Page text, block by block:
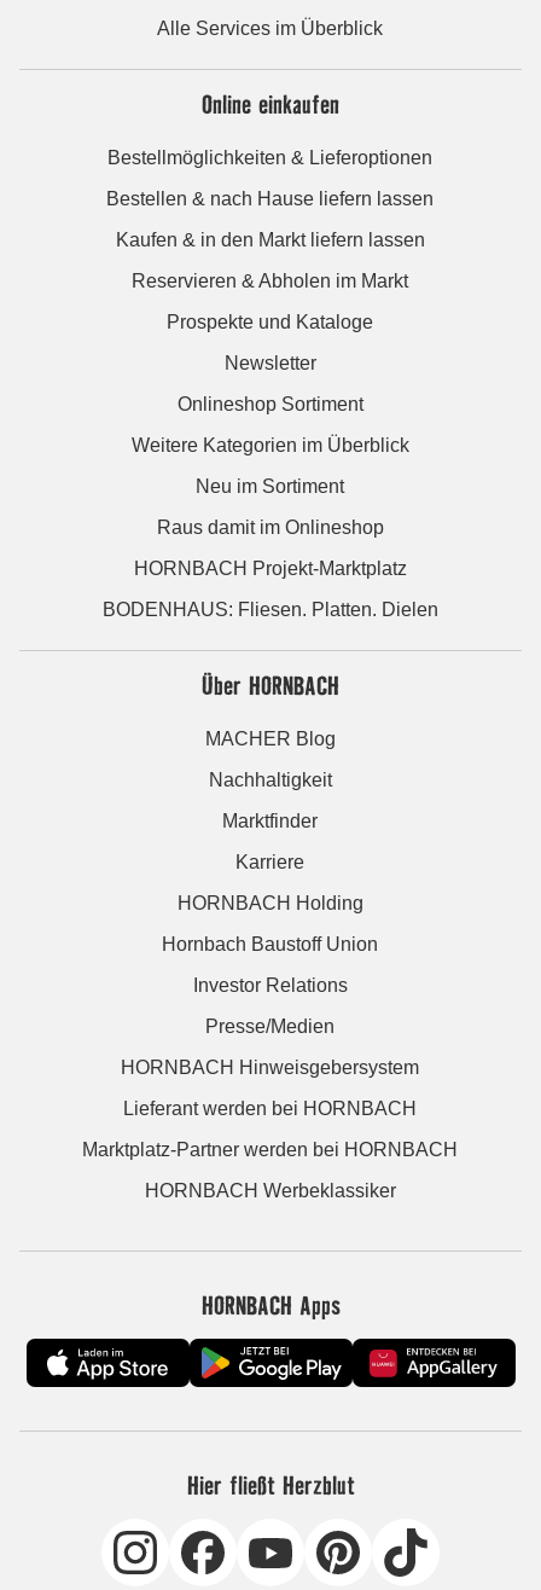
Alle Services im Überblick
Online einkaufen
Bestellmöglichkeiten & Lieferoptionen
Bestellen & nach Hause liefern lassen
Kaufen & in den Markt liefern lassen
Reservieren & Abholen im Markt
Prospekte und Kataloge
Newsletter
Onlineshop Sortiment
Weitere Kategorien im Überblick
Neu im Sortiment
Raus damit im Onlineshop
HORNBACH Projekt-Marktplatz
BODENHAUS: Fliesen. Platten. Dielen
Über HORNBACH
MACHER Blog
Nachhaltigkeit
Marktfinder
Karriere
HORNBACH Holding
Hornbach Baustoff Union
Investor Relations
Presse/Medien
HORNBACH Hinweisgebersystem
Lieferant werden bei HORNBACH
Marktplatz-Partner werden bei HORNBACH
HORNBACH Werbeklassiker
HORNBACH Apps
Hier fließt Herzblut